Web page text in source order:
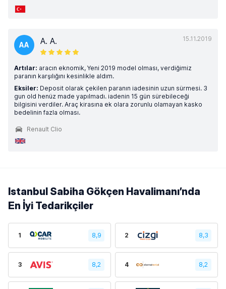
15.11.2019
AA A. A.
Artılar: aracın eknomik, Yeni 2019 model olması, verdiğimiz
paranın karşılığını kesinlikle aldım.
Eksiler: Deposit olarak çekilen paranın iadesinin uzun sürmesi. 3
gun old henüz made yapılmadı. iadenin 15 gün sürebileceği
bilgisini verdiler. Araç kirasına ek olara zorunlu olamayan kasko
bedelinin fazla olması.
Renault Clio
Istanbul Sabiha Gökçen Havalimanı’nda
En İyi Tedarikçiler
1 8,9 2 8,3
3 8,2 4 8,2